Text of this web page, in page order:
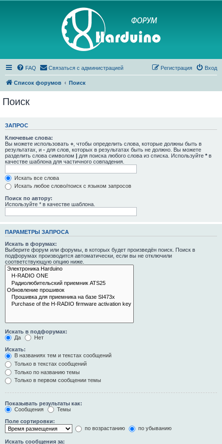
FAQ Связаться с администрацией Вход
Регистрация
Список форумов Поиск
Поиск
ЗАПРОС
Ключевые слова:
Вы можете использовать + , чтобы определить слова, которые должны быть в
результатах, и - для слов, которых в результатах быть не должно. Вы можете
разделить слова символом | для поиска любого слова из списка. Используйте * в
качестве шаблона для частичного совпадения.
Искать все слова
Искать любое слово/поиск с языком запросов
Поиск по автору:
Используйте * в качестве шаблона.
ПАРАМЕТРЫ ЗАПРОСА
Искать в форумах:
Выберите форум или форумы, в которых будет произведён поиск. Поиск в
подфорумах производится автоматически, если вы не отключили
соответствующую опцию ниже.
Искать в подфорумах:
Да
Нет
Искать:
В названиях тем и текстах сообщений
Только в текстах сообщений
Только по названию темы
Только в первом сообщении темы
Показывать результаты как:
Сообщения
Темы
Поле сортировки:
по возрастанию
по убыванию
Искать сообщения за: